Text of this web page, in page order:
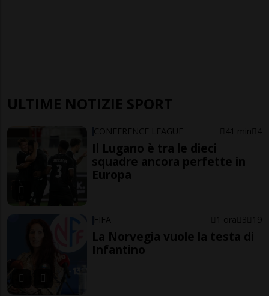
ULTIME NOTIZIE SPORT
CONFERENCE LEAGUE 41 min 4
Il Lugano è tra le dieci
squadre ancora perfette in
Europa
FIFA 1 ora 3 19
La Norvegia vuole la testa di
Infantino